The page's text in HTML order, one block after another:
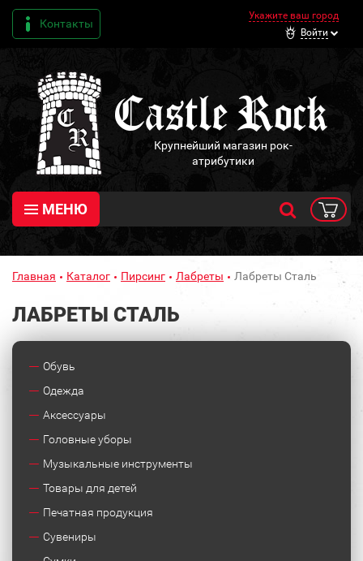
Контакты
Укажите ваш город
Войти
Крупнейший магазин рок-
атрибутики
МЕНЮ
Главная Каталог Пирсинг Лабреты Лабреты Сталь
ЛАБРЕТЫ СТАЛЬ
Обувь
Одежда
Аксессуары
Головные уборы
Музыкальные инструменты
Товары для детей
Печатная продукция
Сувениры